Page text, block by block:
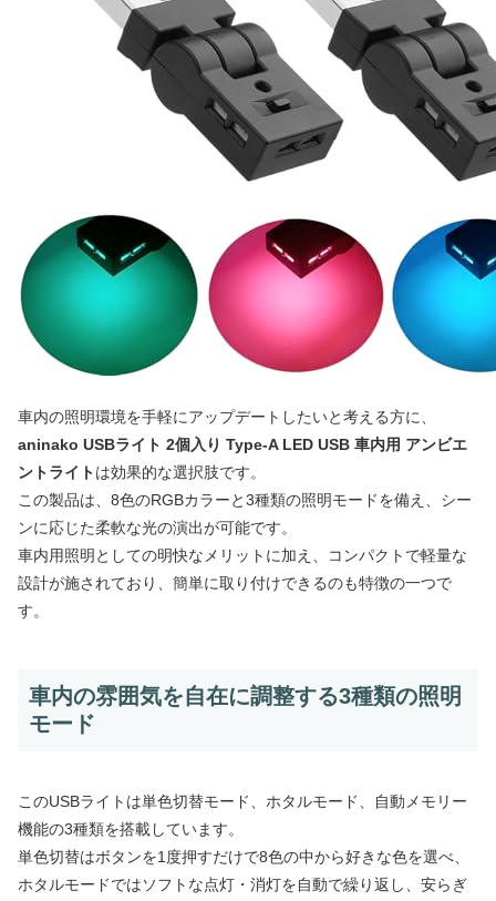
車内の照明環境を手軽にアップデートしたいと考える方に、
aninako USBライト 2個入り Type-A LED USB 車内用 アンビエ
ントライトは効果的な選択肢です。
この製品は、8色のRGBカラーと3種類の照明モードを備え、シー
ンに応じた柔軟な光の演出が可能です。
車内用照明としての明快なメリットに加え、コンパクトで軽量な
設計が施されており、簡単に取り付けできるのも特徴の一つで
す。
車内の雰囲気を自在に調整する3種類の照明
モード
このUSBライトは単色切替モード、ホタルモード、自動メモリー
機能の3種類を搭載しています。
単色切替はボタンを1度押すだけで8色の中から好きな色を選べ、
ホタルモードではソフトな点灯・消灯を自動で繰り返し、安らぎ